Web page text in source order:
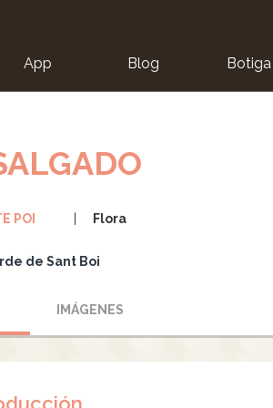
App Blog Botiga
POI Flora
de Sant Boi
IMÁGENES